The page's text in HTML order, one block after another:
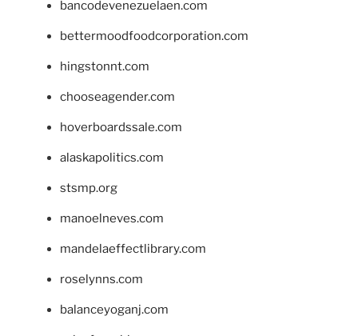
bancodevenezuelaen.com
bettermoodfoodcorporation.com
hingstonnt.com
chooseagender.com
hoverboardssale.com
alaskapolitics.com
stsmp.org
manoelneves.com
mandelaeffectlibrary.com
roselynns.com
balanceyoganj.com